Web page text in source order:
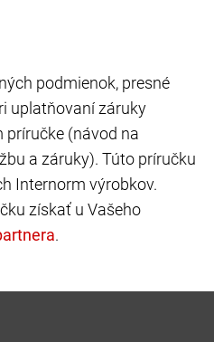
podmienok, presné
uplatňovaní záruky
príručke (návod na
a záruky). Túto príručku
Internorm výrobkov.
získať u Vašeho
.